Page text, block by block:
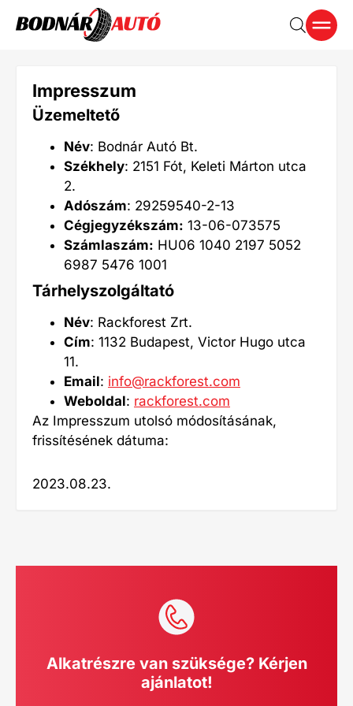
Impresszum
Üzemeltető
Név: Bodnár Autó Bt.
Székhely: 2151 Fót, Keleti Márton utca
2.
Adószám: 29259540-2-13
Cégjegyzékszám: 13-06-073575
Számlaszám: HU06 1040 2197 5052
6987 5476 1001
Tárhelyszolgáltató
Név: Rackforest Zrt.
Cím: 1132 Budapest, Victor Hugo utca
11.
Email: info@rackforest.com
Weboldal: rackforest.com
Az Impresszum utolsó módosításának,
frissítésének dátuma:
2023.08.23.
Alkatrészre van szüksége? Kérjen
ajánlatot!